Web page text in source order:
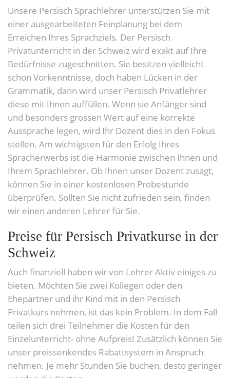
Unsere Persisch Sprachlehrer unterstützen Sie mit
einer ausgearbeiteten Feinplanung bei dem
Erreichen Ihres Sprachziels. Der Persisch
Privatunterricht in der Schweiz wird exakt auf Ihre
Bedürfnisse zugeschnitten. Sie besitzen vielleicht
schon Vorkenntnisse, doch haben Lücken in der
Grammatik, dann wird unser Persisch Privatlehrer
diese mit Ihnen auffüllen. Wenn sie Anfänger sind
und besonders grossen Wert auf eine korrekte
Aussprache legen, wird Ihr Dozent dies in den Fokus
stellen. Am wichtigsten für den Erfolg Ihres
Spracherwerbs ist die Harmonie zwischen Ihnen und
Ihrem Sprachlehrer. Ob Ihnen unser Dozent zusagt,
können Sie in einer kostenlosen Probestunde
überprüfen. Sollten Sie nicht zufrieden sein, finden
wir einen anderen Lehrer für Sie.
Preise für Persisch Privatkurse in der
Schweiz
Auch finanziell haben wir von Lehrer Aktiv einiges zu
bieten. Möchten Sie zwei Kollegen oder den
Ehepartner und ihr Kind mit in den Persisch
Privatkurs nehmen, ist das kein Problem. In dem Fall
teilen sich drei Teilnehmer die Kosten für den
Einzelunterricht- ohne Aufpreis! Zusätzlich können Sie
unser preissenkendes Rabattsystem in Anspruch
nehmen. Je mehr Stunden Sie buchen, desto geringer